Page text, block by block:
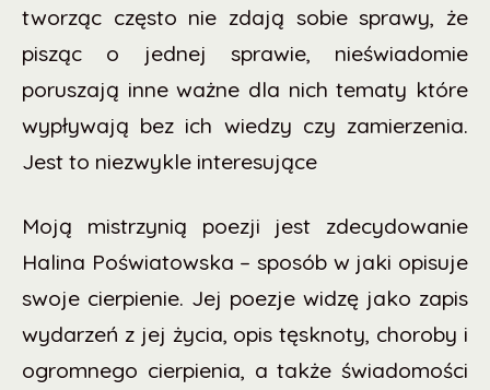
tworząc często nie zdają sobie sprawy, że
pisząc o jednej sprawie, nieświadomie
poruszają inne ważne dla nich tematy które
wypływają bez ich wiedzy czy zamierzenia.
Jest to niezwykle interesujące
Moją mistrzynią poezji jest zdecydowanie
Halina Poświatowska – sposób w jaki opisuje
swoje cierpienie. Jej poezje widzę jako zapis
wydarzeń z jej życia, opis tęsknoty, choroby i
ogromnego cierpienia, a także świadomości